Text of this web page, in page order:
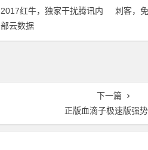
2017红牛，独家干扰腾讯内
部云数据
刺客，
下一篇
正版血滴子极速版强